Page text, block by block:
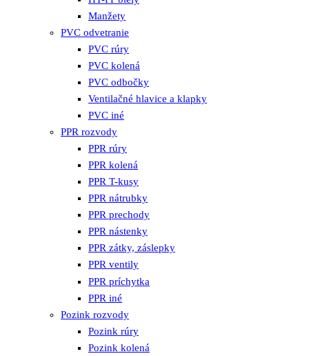
Manžety
PVC odvetranie
PVC rúry
PVC kolená
PVC odbočky
Ventilačné hlavice a klapky
PVC iné
PPR rozvody
PPR rúry
PPR kolená
PPR T-kusy
PPR nátrubky
PPR prechody
PPR nástenky
PPR zátky, záslepky
PPR ventily
PPR príchytka
PPR iné
Pozink rozvody
Pozink rúry
Pozink kolená